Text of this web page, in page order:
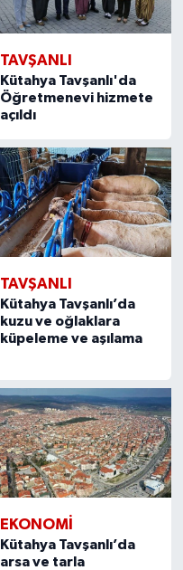
TAVŞANLI
Kütahya Tavşanlı'da
Öğretmenevi hizmete
açıldı
TAVŞANLI
Kütahya Tavşanlı’da
kuzu ve oğlaklara
küpeleme ve aşılama
EKONOMI
Kütahya Tavşanlı’da
arsa ve tarla